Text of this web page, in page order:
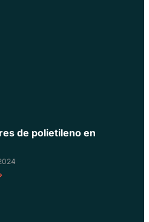
de polietileno en